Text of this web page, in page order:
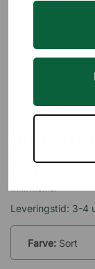
FROST
inkl. moms.
Leveringstid: 3-4
Farve: Sort